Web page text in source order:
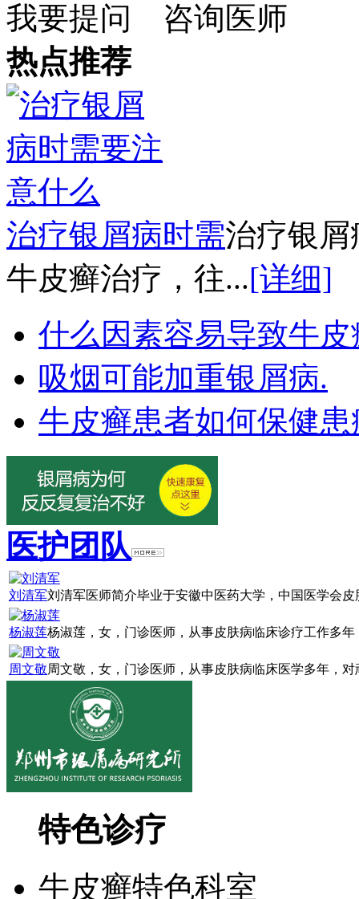
我要提问
咨询医师
热点推荐
治疗银屑病时需治疗银
牛皮癣治疗，往...[详细]
什么因素容易导致牛皮
吸烟可能加重银屑病.
牛皮癣患者如何保健
医护团队
刘清军刘清军医师简介毕业于安徽中医药大学，中国医学会
杨淑莲杨淑莲，女，门诊医师，从事皮肤病临床诊疗工作多
周文敬周文敬，女，门诊医师，从事皮肤病临床医学多年，
特色诊疗
牛皮癣特色科室